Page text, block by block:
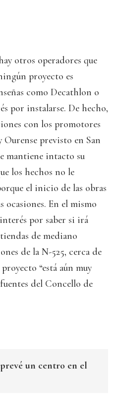
otros operadores que
proyecto es
como Decathlon o
por instalarse. De hecho,
con los promotores
Ourense previsto en San
mantiene intacto su
los hechos no le
el inicio de las obras
ocasiones. En el mismo
por saber si irá
de mediano
de la N-525, cerca de
“está aún muy
del Concello de
un centro en el